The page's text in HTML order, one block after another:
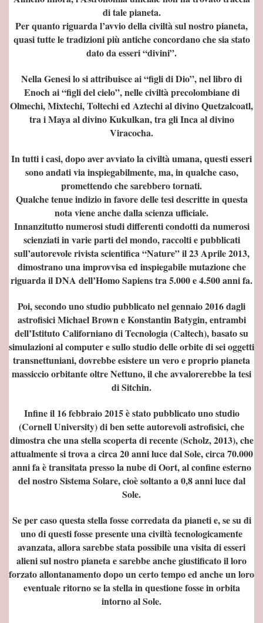
di tale pianeta.
Per quanto riguarda l’avvio della civiltà sul nostro pianeta,
quasi tutte le tradizioni più antiche concordano che sia stato
dato da esseri “divini”.
Nella Genesi lo si attribuisce ai “figli di Dio”, nel libro di
Enoch ai “figli del cielo”, nelle civiltà precolombiane di
Olmechi, Mixtechi, Toltechi ed Aztechi al divino Quetzalcoatl,
tra i Maya al divino Kukulkan, tra gli Inca al divino
Viracocha.
In tutti i casi, dopo aver avviato la civiltà umana, questi esseri
sono andati via inspiegabilmente, ma, in qualche caso,
promettendo che sarebbero tornati.
Qualche tenue indizio in favore delle tesi descritte in questa
nota viene anche dalla scienza ufficiale.
Innanzitutto numerosi studi differenti condotti da numerosi
scienziati in varie parti del mondo, raccolti e pubblicati
sull’autorevole rivista scientifica “Nature” il 23 Aprile 2013,
dimostrano una improvvisa ed inspiegabile mutazione che
riguarda il DNA dell’Homo Sapiens tra 5.000 e 4.500 anni fa.
Poi, secondo uno studio pubblicato nel gennaio 2016 dagli
astrofisici Michael Brown e Konstantin Batygin, entrambi
dell’Istituto Californiano di Tecnologia (Caltech), basato su
simulazioni al computer e sullo studio delle orbite di sei oggetti
transnettuniani, dovrebbe esistere un vero e proprio pianeta
massiccio orbitante oltre Nettuno, il che avvalorerebbe la tesi
di Sitchin.
Infine il 16 febbraio 2015 è stato pubblicato uno studio
(Cornell University) di ben sette autorevoli astrofisici, che
dimostra che una stella scoperta di recente (Scholz, 2013), che
attualmente si trova a circa 20 anni luce dal Sole, circa 70.000
anni fa è transitata presso la nube di Oort, al confine esterno
del nostro Sistema Solare, cioè soltanto a 0,8 anni luce dal
Sole.
Se per caso questa stella fosse corredata da pianeti e, se su di
uno di questi fosse presente una civiltà tecnologicamente
avanzata, allora sarebbe stata possibile una visita di esseri
alieni sul nostro pianeta e sarebbe anche giustificato il loro
forzato allontanamento dopo un certo tempo ed anche un loro
eventuale ritorno se la stella in questione fosse in orbita
intorno al Sole.
condannato al rogo
PER "FABBRICARE" L'UOMO?